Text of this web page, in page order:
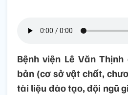
Bệnh viện Lê Văn
bản (cơ sở vật chất,
tài liệu đào tạo, đội ngũ